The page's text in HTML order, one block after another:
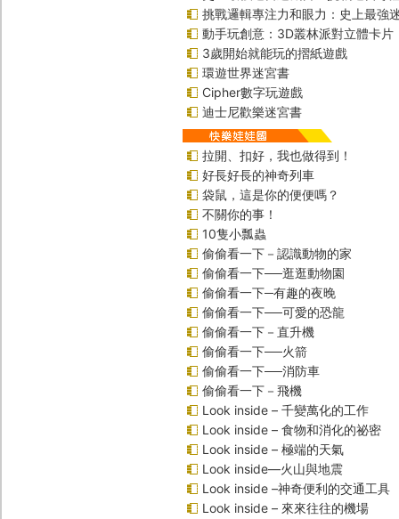
挑戰邏輯專注力和眼力：史上最強
動手玩創意：3D叢林派對立體卡片
3歲開始就能玩的摺紙遊戲
環遊世界迷宮書
Cipher數字玩遊戲
迪士尼歡樂迷宮書
拉開、扣好，我也做得到！
好長好長的神奇列車
袋鼠，這是你的便便嗎？
不關你的事！
10隻小瓢蟲
偷偷看一下－認識動物的家
偷偷看一下──逛逛動物園
偷偷看一下─有趣的夜晚
偷偷看一下──可愛的恐龍
偷偷看一下－直升機
偷偷看一下──火箭
偷偷看一下──消防車
偷偷看一下－飛機
Look inside – 千變萬化的工作
Look inside – 食物和消化的祕密
Look inside – 極端的天氣
Look inside—火山與地震
Look inside –神奇便利的交通工具
Look inside – 來來往往的機場